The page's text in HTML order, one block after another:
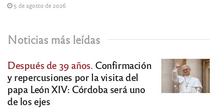
5 de agosto de 2026
Noticias más leídas
Después de 39 años. Confirmación
y repercusiones por la visita del
papa León XIV: Córdoba será uno
de los ejes